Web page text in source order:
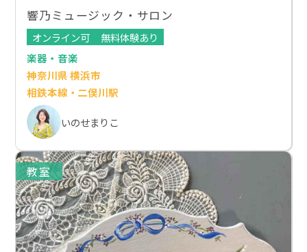
響乃ミュージック・サロン
オンライン可
無料体験あり
楽器・音楽
神奈川県 横浜市
相鉄本線・二俣川駅
いのせまりこ
教室